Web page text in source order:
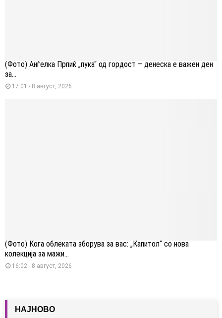
(Фото) Анѓелка Прпиќ „пука“ од гордост – денеска е важен ден
за...
17:01 - 8 август, 2026
(Фото) Кога облеката зборува за вас: „Капитол“ со нова
колекција за мажи...
16:02 - 8 август, 2026
НАЈНОВО